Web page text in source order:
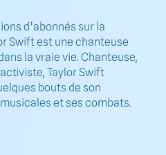
d’abonnés sur la
Swift est une chanteuse
la vraie vie. Chanteuse,
Taylor Swift
bouts de son
et ses combats.